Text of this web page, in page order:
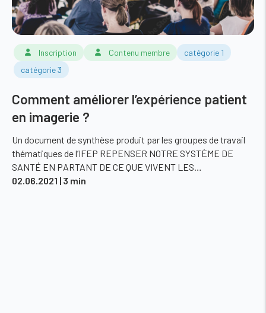
Inscription Contenu membre
catégorie 1
catégorie 3
Comment améliorer l’expérience patient
en imagerie ?
Un document de synthèse produit par les groupes de travail
thématiques de l’IFEP REPENSER NOTRE SYSTÈME DE
SANTÉ EN PARTANT DE CE QUE VIVENT LES…
02.06.2021 | 3 min